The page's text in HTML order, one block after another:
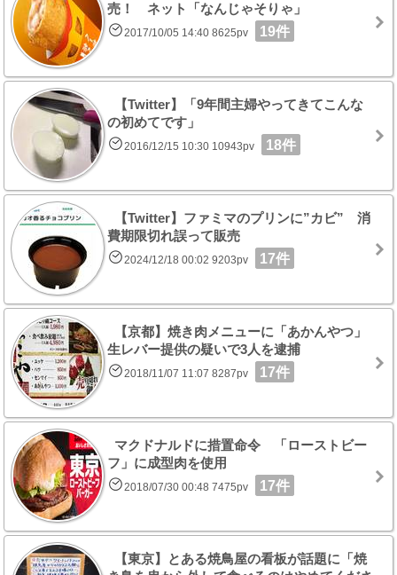
売！ ネット「なんじゃそりゃ」
2017/10/05 14:40 8625pv 19件
【Twitter】「9年間主婦やってきてこんな
の初めてです」
2016/12/15 10:30 10943pv 18件
【Twitter】ファミマのプリンに”カビ” 消
費期限切れ誤って販売
2024/12/18 00:02 9203pv 17件
【京都】焼き肉メニューに「あかんやつ」
生レバー提供の疑いで3人を逮捕
2018/11/07 11:07 8287pv 17件
マクドナルドに措置命令 「ローストビー
フ」に成型肉を使用
2018/07/30 00:48 7475pv 17件
【東京】とある焼鳥屋の看板が話題に「焼